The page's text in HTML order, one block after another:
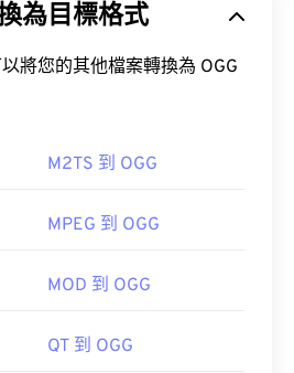
檔案？
WMA檔案相對普及，許多其
方案。與MP3檔案一樣，OGG
檔案？
為目標格式
您的其他檔案轉換為 OGG
M2TS 到 OGG
MPEG 到 OGG
MOD 到 OGG
QT 到 OGG